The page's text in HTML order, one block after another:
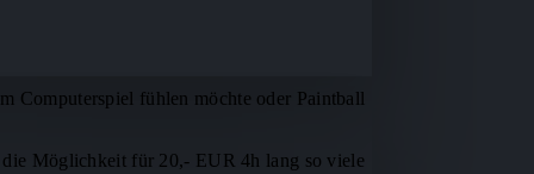
Computerspiel fühlen möchte oder Paintball
Möglichkeit für 20,- EUR 4h lang so viele